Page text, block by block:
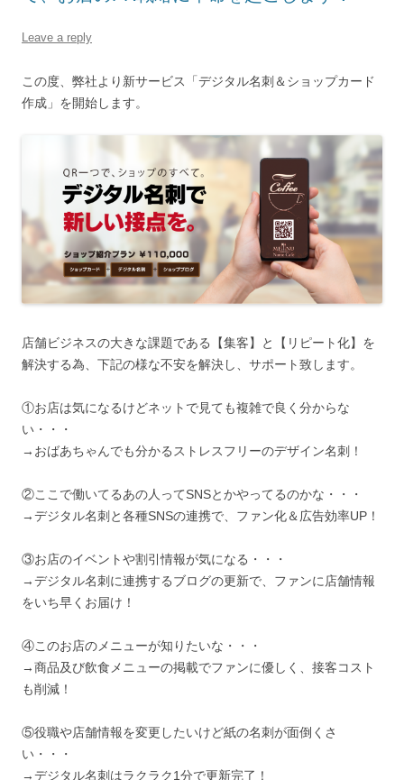
Leave a reply
この度、弊社より新サービス「デジタル名刺＆ショップカード
作成」を開始します。
店舗ビジネスの大きな課題である【集客】と【リピート化】を
解決する為、下記の様な不安を解決し、サポート致します。
①お店は気になるけどネットで見ても複雑で良く分からな
い・・・
→おばあちゃんでも分かるストレスフリーのデザイン名刺！
②ここで働いてるあの人ってSNSとかやってるのかな・・・
→デジタル名刺と各種SNSの連携で、ファン化＆広告効率UP！
③お店のイベントや割引情報が気になる・・・
→デジタル名刺に連携するブログの更新で、ファンに店舗情報
をいち早くお届け！
④このお店のメニューが知りたいな・・・
→商品及び飲食メニューの掲載でファンに優しく、接客コスト
も削減！
⑤役職や店舗情報を変更したいけど紙の名刺が面倒くさ
い・・・
→デジタル名刺はラクラク1分で更新完了！